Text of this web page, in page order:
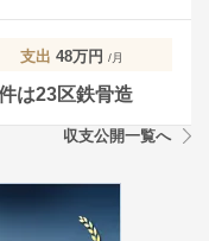
支出 48万円 /月
は23区鉄骨造
収支公開一覧へ